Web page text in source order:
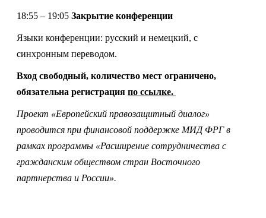
18:55 – 19:05 Закрытие конференции
Языки конференции: русский и немецкий, с
синхронным переводом.
Вход свободный, количество мест ограничено,
обязательна регистрация по ссылке.
Проект «Европейский правозащитный диалог»
проводится при финансовой поддержке МИД ФРГ в
рамках программы «Расширение сотрудничества с
гражданским обществом стран Восточного
партнерства и России».